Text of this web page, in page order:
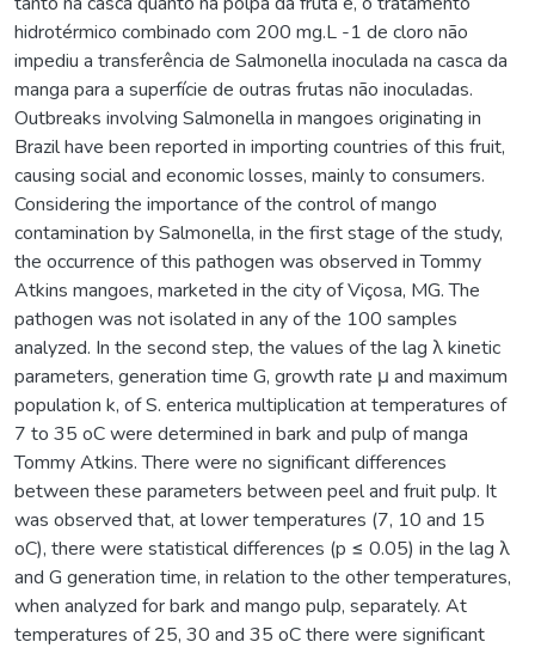
hidrotérmico combinado com 200 mg.L -1 de cloro não
impediu a transferência de Salmonella inoculada na casca da
manga para a superfície de outras frutas não inoculadas.
Outbreaks involving Salmonella in mangoes originating in
Brazil have been reported in importing countries of this fruit,
causing social and economic losses, mainly to consumers.
Considering the importance of the control of mango
contamination by Salmonella, in the first stage of the study,
the occurrence of this pathogen was observed in Tommy
Atkins mangoes, marketed in the city of Viçosa, MG. The
pathogen was not isolated in any of the 100 samples
analyzed. In the second step, the values of the lag λ kinetic
parameters, generation time G, growth rate μ and maximum
population k, of S. enterica multiplication at temperatures of
7 to 35 oC were determined in bark and pulp of manga
Tommy Atkins. There were no significant differences
between these parameters between peel and fruit pulp. It
was observed that, at lower temperatures (7, 10 and 15
oC), there were statistical differences (p ≤ 0.05) in the lag λ
and G generation time, in relation to the other temperatures,
when analyzed for bark and mango pulp, separately. At
temperatures of 25, 30 and 35 oC there were significant